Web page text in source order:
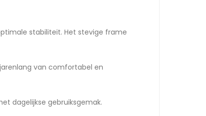
stabiliteit. Het stevige frame
van comfortabel en
dagelijkse gebruiksgemak.